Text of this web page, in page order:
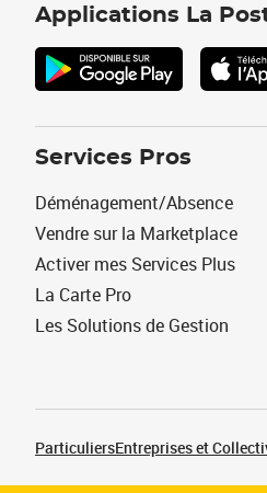
Applications La
Services Pros
Déménagement/Absence
Vendre sur la Marketplace
Activer mes Services Plus
La Carte Pro
Les Solutions de Gestion
ParticuliersEntreprises et